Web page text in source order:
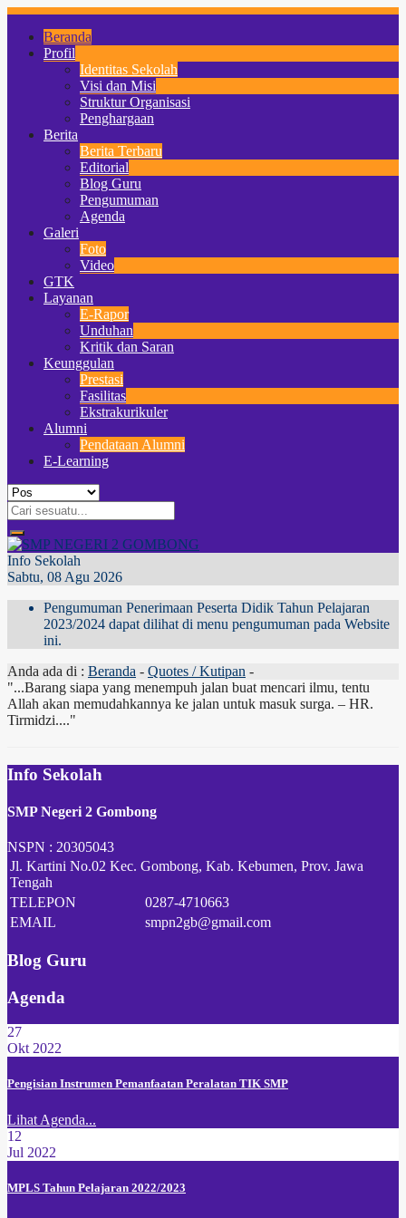
Beranda
Profil
Identitas Sekolah
Visi dan Misi
Struktur Organisasi
Penghargaan
Berita
Berita Terbaru
Editorial
Blog Guru
Pengumuman
Agenda
Galeri
Foto
Video
GTK
Layanan
E-Rapor
Unduhan
Kritik dan Saran
Keunggulan
Prestasi
Fasilitas
Ekstrakurikuler
Alumni
Pendataan Alumni
E-Learning
Info Sekolah
Sabtu, 08 Agu 2026
Pengumuman Penerimaan Peserta Didik Tahun Pelajaran
2023/2024 dapat dilihat di menu pengumuman pada Website
ini.
Anda ada di : Beranda - Quotes / Kutipan -
"...Barang siapa yang menempuh jalan buat mencari ilmu, tentu
Allah akan memudahkannya ke jalan untuk masuk surga. – HR.
Tirmidzi...."
Info Sekolah
SMP Negeri 2 Gombong
NSPN : 20305043
Jl. Kartini No.02 Kec. Gombong, Kab. Kebumen, Prov. Jawa
Tengah
TELEPON
0287-4710663
EMAIL
smpn2gb@gmail.com
Blog Guru
Agenda
27
Okt 2022
Pengisian Instrumen Pemanfaatan Peralatan TIK SMP
Lihat Agenda...
12
Jul 2022
MPLS Tahun Pelajaran 2022/2023